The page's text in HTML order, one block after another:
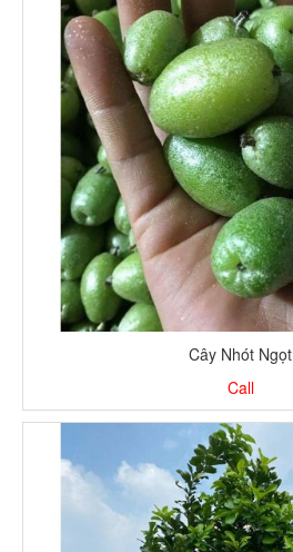
Cây Nhót Ngọt
Call